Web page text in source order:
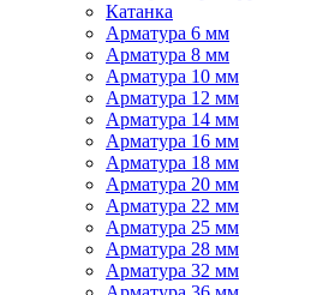
Катанка
Арматура 6 мм
Арматура 8 мм
Арматура 10 мм
Арматура 12 мм
Арматура 14 мм
Арматура 16 мм
Арматура 18 мм
Арматура 20 мм
Арматура 22 мм
Арматура 25 мм
Арматура 28 мм
Арматура 32 мм